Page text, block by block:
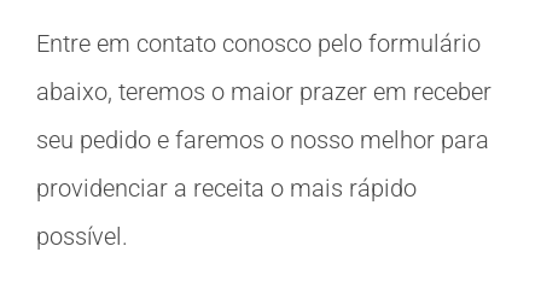
Entre em contato conosco pelo formulário
abaixo, teremos o maior prazer em receber
seu pedido e faremos o nosso melhor para
providenciar a receita o mais rápido
possível.